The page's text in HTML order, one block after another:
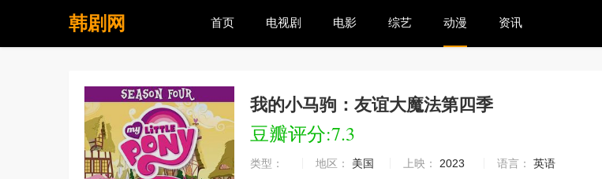
韩剧网 首页 电视剧 电影 综艺 动漫 资讯
我的小马驹：友谊大魔法第四季
豆瓣评分:7.3
类型： 地区： 美国 上映： 2023 语言：
英语